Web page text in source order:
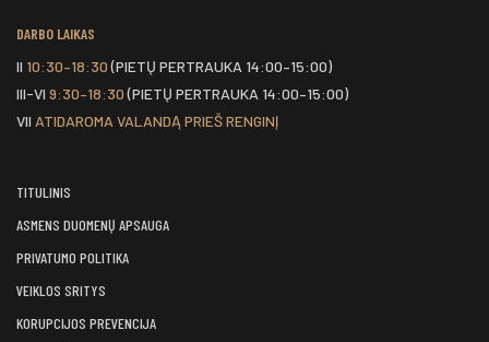
DARBO LAIKAS
II 10:30–18:30(PIETŲ PERTRAUKA 14:00–15:00)
III-VI 9:30–18:30(PIETŲ PERTRAUKA 14:00–15:00)
VII ATIDAROMA VALANDĄ PRIEŠ RENGINĮ
TITULINIS
ASMENS DUOMENŲ APSAUGA
PRIVATUMO POLITIKA
VEIKLOS SRITYS
KORUPCIJOS PREVENCIJA